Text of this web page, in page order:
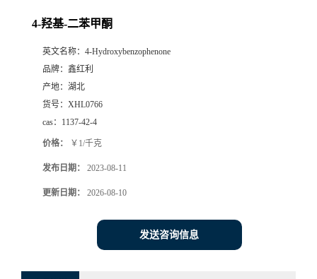
4-羟基-二苯甲酮
英文名称： 4-Hydroxybenzophenone
品牌： 鑫红利
产地： 湖北
货号： XHL0766
cas： 1137-42-4
价格： ￥1/千克
发布日期： 2023-08-11
更新日期： 2026-08-10
发送咨询信息